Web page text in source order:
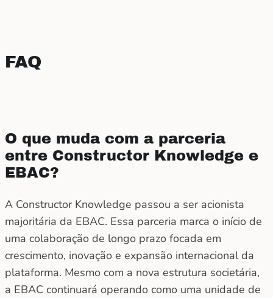
FAQ
O que muda com a parceria
entre Constructor Knowledge e
EBAC?
A Constructor Knowledge passou a ser acionista
majoritária da EBAC. Essa parceria marca o início de
uma colaboração de longo prazo focada em
crescimento, inovação e expansão internacional da
plataforma. Mesmo com a nova estrutura societária,
a EBAC continuará operando como uma unidade de